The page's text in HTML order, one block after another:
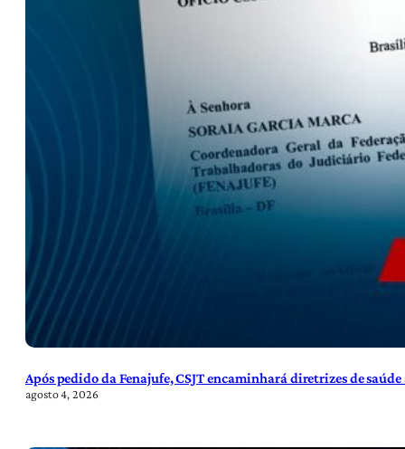
Após pedido da Fenajufe, CSJT encaminhará diretrizes de
agosto 4, 2026